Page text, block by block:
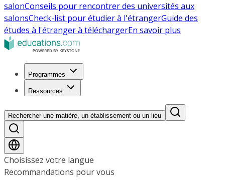
salonConseils pour rencontrer des universités aux
salonsCheck-list pour étudier à l'étrangerGuide des
études à l'étranger à téléchargerEn savoir plus
Programmes
Ressources
Rechercher une matière, un établissement ou un lieu
Choisissez votre langue
Recommandations pour vous